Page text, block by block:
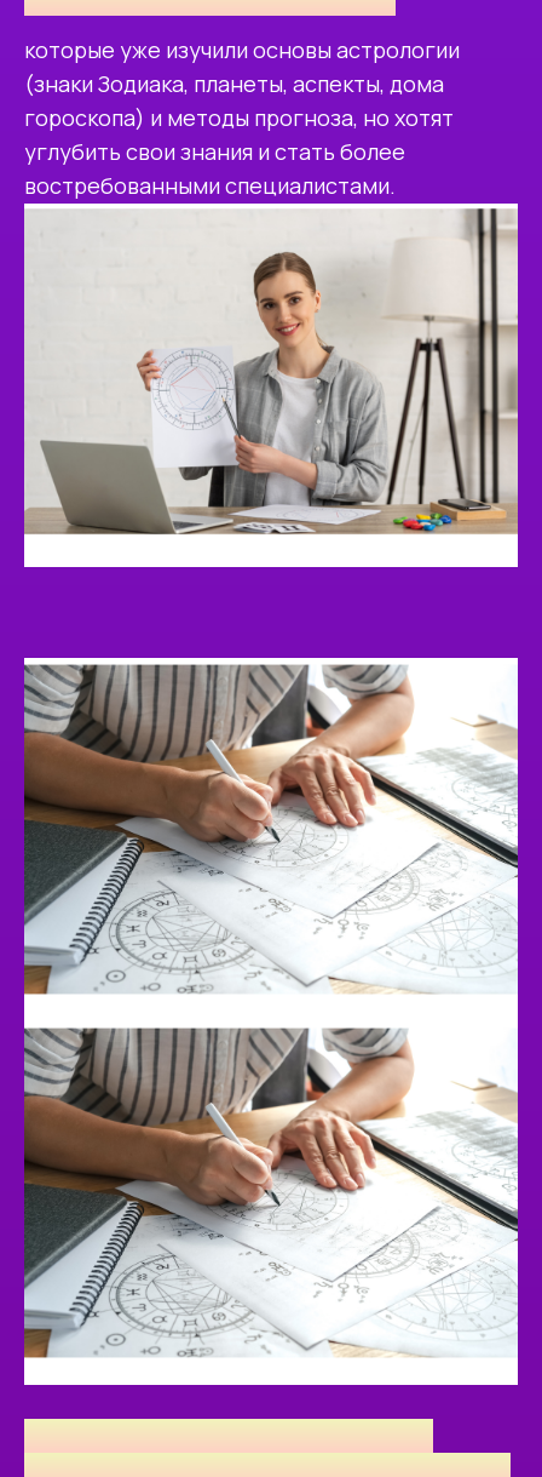
которые уже изучили основы астрологии
(знаки Зодиака, планеты, аспекты, дома
гороскопа) и методы прогноза, но хотят
углубить свои знания и стать более
востребованными специалистами.